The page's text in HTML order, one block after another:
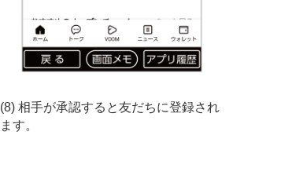
(8) 相手が承認すると友だちに登録され
ます。